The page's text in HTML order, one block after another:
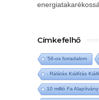
Címkefelhő
'56-os forradalom
- Rálátás Kiállítás
10 millió Fa Alapítvány